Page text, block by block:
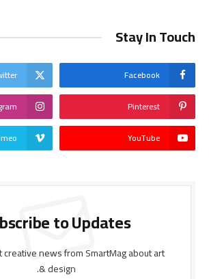
Stay In Touch
Facebook
Pinterest
YouTube
to Updates
creative news from SmartMag about art
& design.